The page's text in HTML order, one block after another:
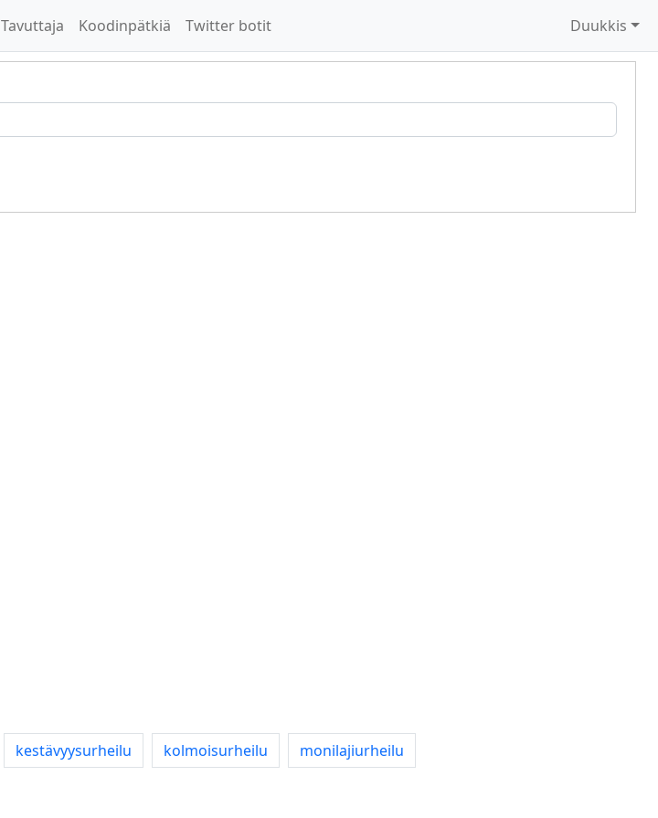
Tavuttaja Koodinpätkiä Twitter botit Duukkis
kestävyysurheilu kolmoisurheilu
monilajiurheilu